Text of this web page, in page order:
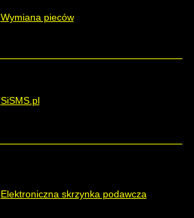
Wymiana pieców
SiSMS.pl
Elektroniczna skrzynka podawcza